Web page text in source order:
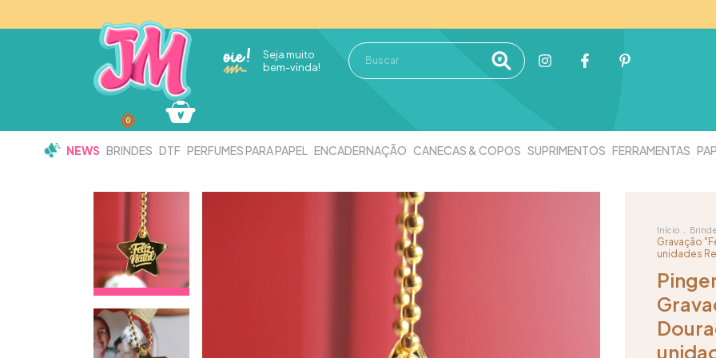
Seja muito
bem-vinda!
0
NEWS BRINDES DTF PERFUMES PARA PAPEL ENCADERNAÇÃO CANECAS & COPOS SUPRIMENTOS FERRAMENTAS
Início
Gravação
unidades